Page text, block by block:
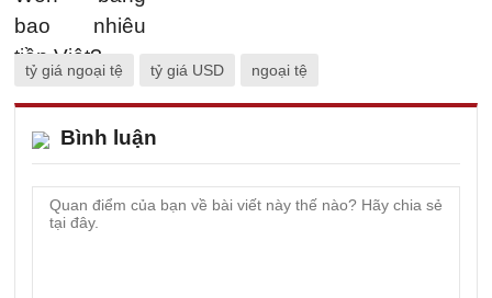
tỷ giá ngoại tệ tỷ giá USD ngoại tệ
Bình luận